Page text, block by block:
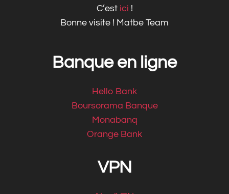
C’est ici !
Bonne visite ! Matbe Team
Banque en ligne
Hello Bank
Boursorama Banque
Monabanq
Orange Bank
VPN